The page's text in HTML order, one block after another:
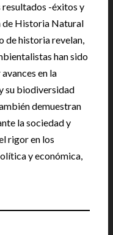
resultados -éxitos y
de Historia Natural
de historia revelan,
han sido
en la
su biodiversidad
demuestran
la sociedad y
rigor en los
y económica,